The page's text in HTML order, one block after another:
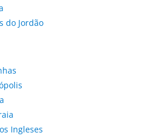
do Jordão
Ingleses